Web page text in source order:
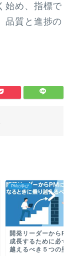
始め、指標で
品質と進捗の
PMの学び
開発リーダーから
成長するために必ず
越えるべき５つの壁